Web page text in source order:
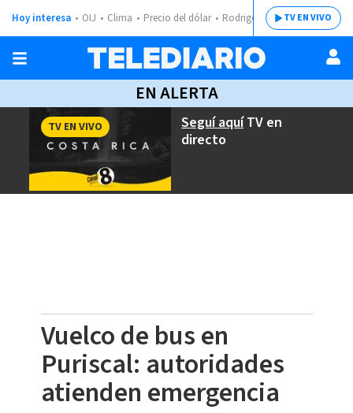
Hoy interesa OIJ Clima Precio del dólar Rodrigo ChavesTV EN VIVO
EN ALERTA
Seguí aquíTV en
directo
TV EN VIVO
Vuelco de bus en
Puriscal: autoridades
atienden emergencia